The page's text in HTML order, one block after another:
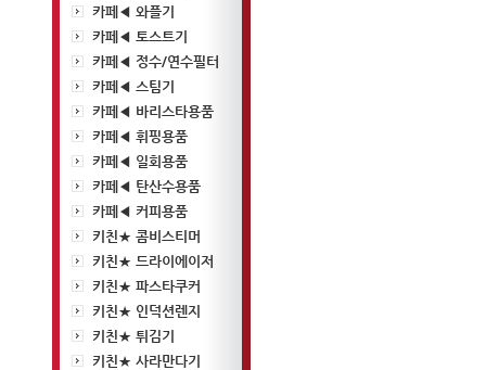
카페◀ 와플기
카페◀ 토스트기
카페◀ 정수/연수필터
카페◀ 스팀기
카페◀ 바리스타용품
카페◀ 휘핑용품
카페◀ 일회용품
카페◀ 탄산수용품
카페◀ 커피용품
키친★ 콤비스티머
키친★ 드라이에이저
키친★ 파스타쿠커
키친★ 인덕션렌지
키친★ 튀김기
키친★ 사라만다기